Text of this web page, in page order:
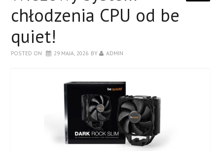
MONITORY
LAPTOPY
chłodzenia CPU od be
quiet!
POSTED ON 29 MAJA, 2026 BY ADMIN